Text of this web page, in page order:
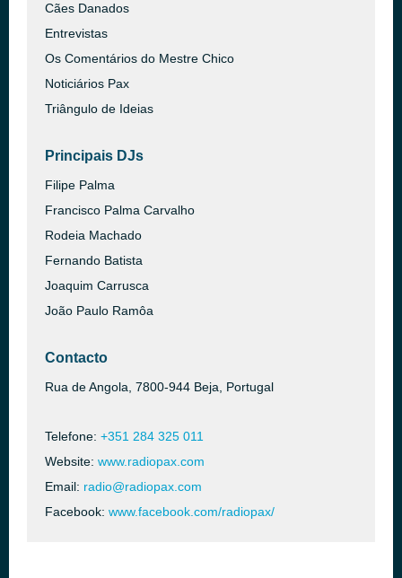
Cães Danados
Entrevistas
Os Comentários do Mestre Chico
Noticiários Pax
Triângulo de Ideias
Principais DJs
Filipe Palma
Francisco Palma Carvalho
Rodeia Machado
Fernando Batista
Joaquim Carrusca
João Paulo Ramôa
Contacto
Rua de Angola, 7800-944 Beja, Portugal
Telefone: +351 284 325 011
Website: www.radiopax.com
Email: radio@radiopax.com
Facebook: www.facebook.com/radiopax/